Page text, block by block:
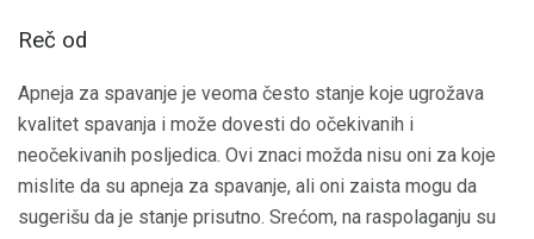
Reč od
Apneja za spavanje je veoma često stanje koje ugrožava
kvalitet spavanja i može dovesti do očekivanih i
neočekivanih posljedica. Ovi znaci možda nisu oni za koje
mislite da su apneja za spavanje, ali oni zaista mogu da
sugerišu da je stanje prisutno. Srećom, na raspolaganju su